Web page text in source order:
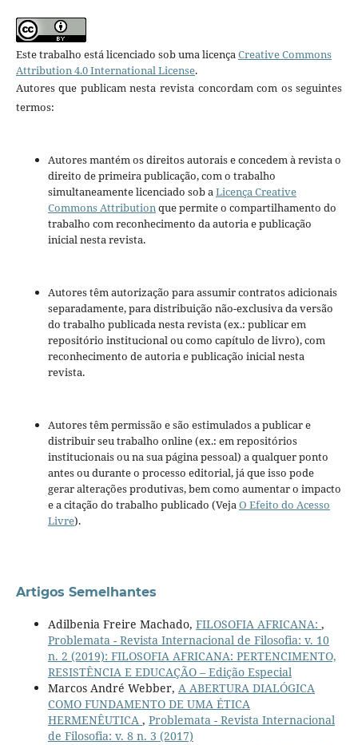
Este trabalho está licenciado sob uma licençaCreative Commons
Attribution 4.0 International License.
Autores que publicam nesta revista concordam com os seguintes
termos:
Autores mantém os direitos autorais e concedem à revista o
direito de primeira publicação, com o trabalho
simultaneamente licenciado sob aLicença Creative
Commons Attributionque permite o compartilhamento do
trabalho com reconhecimento da autoria e publicação
inicial nesta revista.
Autores têm autorização para assumir contratos adicionais
separadamente, para distribuição não-exclusiva da versão
do trabalho publicada nesta revista (ex.: publicar em
repositório institucional ou como capítulo de livro), com
reconhecimento de autoria e publicação inicial nesta
revista.
Autores têm permissão e são estimulados a publicar e
distribuir seu trabalho online (ex.: em repositórios
institucionais ou na sua página pessoal) a qualquer ponto
antes ou durante o processo editorial, já que isso pode
gerar alterações produtivas, bem como aumentar o impacto
e a citação do trabalho publicado (VejaO Efeito do Acesso
Livre).
Artigos Semelhantes
Adilbenia Freire Machado, FILOSOFIA AFRICANA: ,
Problemata - Revista Internacional de Filosofia: v. 10
n. 2 (2019): FILOSOFIA AFRICANA: PERTENCIMENTO,
RESISTÊNCIA E EDUCAÇÃO – Edição Especial
Marcos André Webber, A ABERTURA DIALÓGICA
COMO FUNDAMENTO DE UMA ÉTICA
HERMENÊUTICA , Problemata - Revista Internacional
de Filosofia: v. 8 n. 3 (2017)